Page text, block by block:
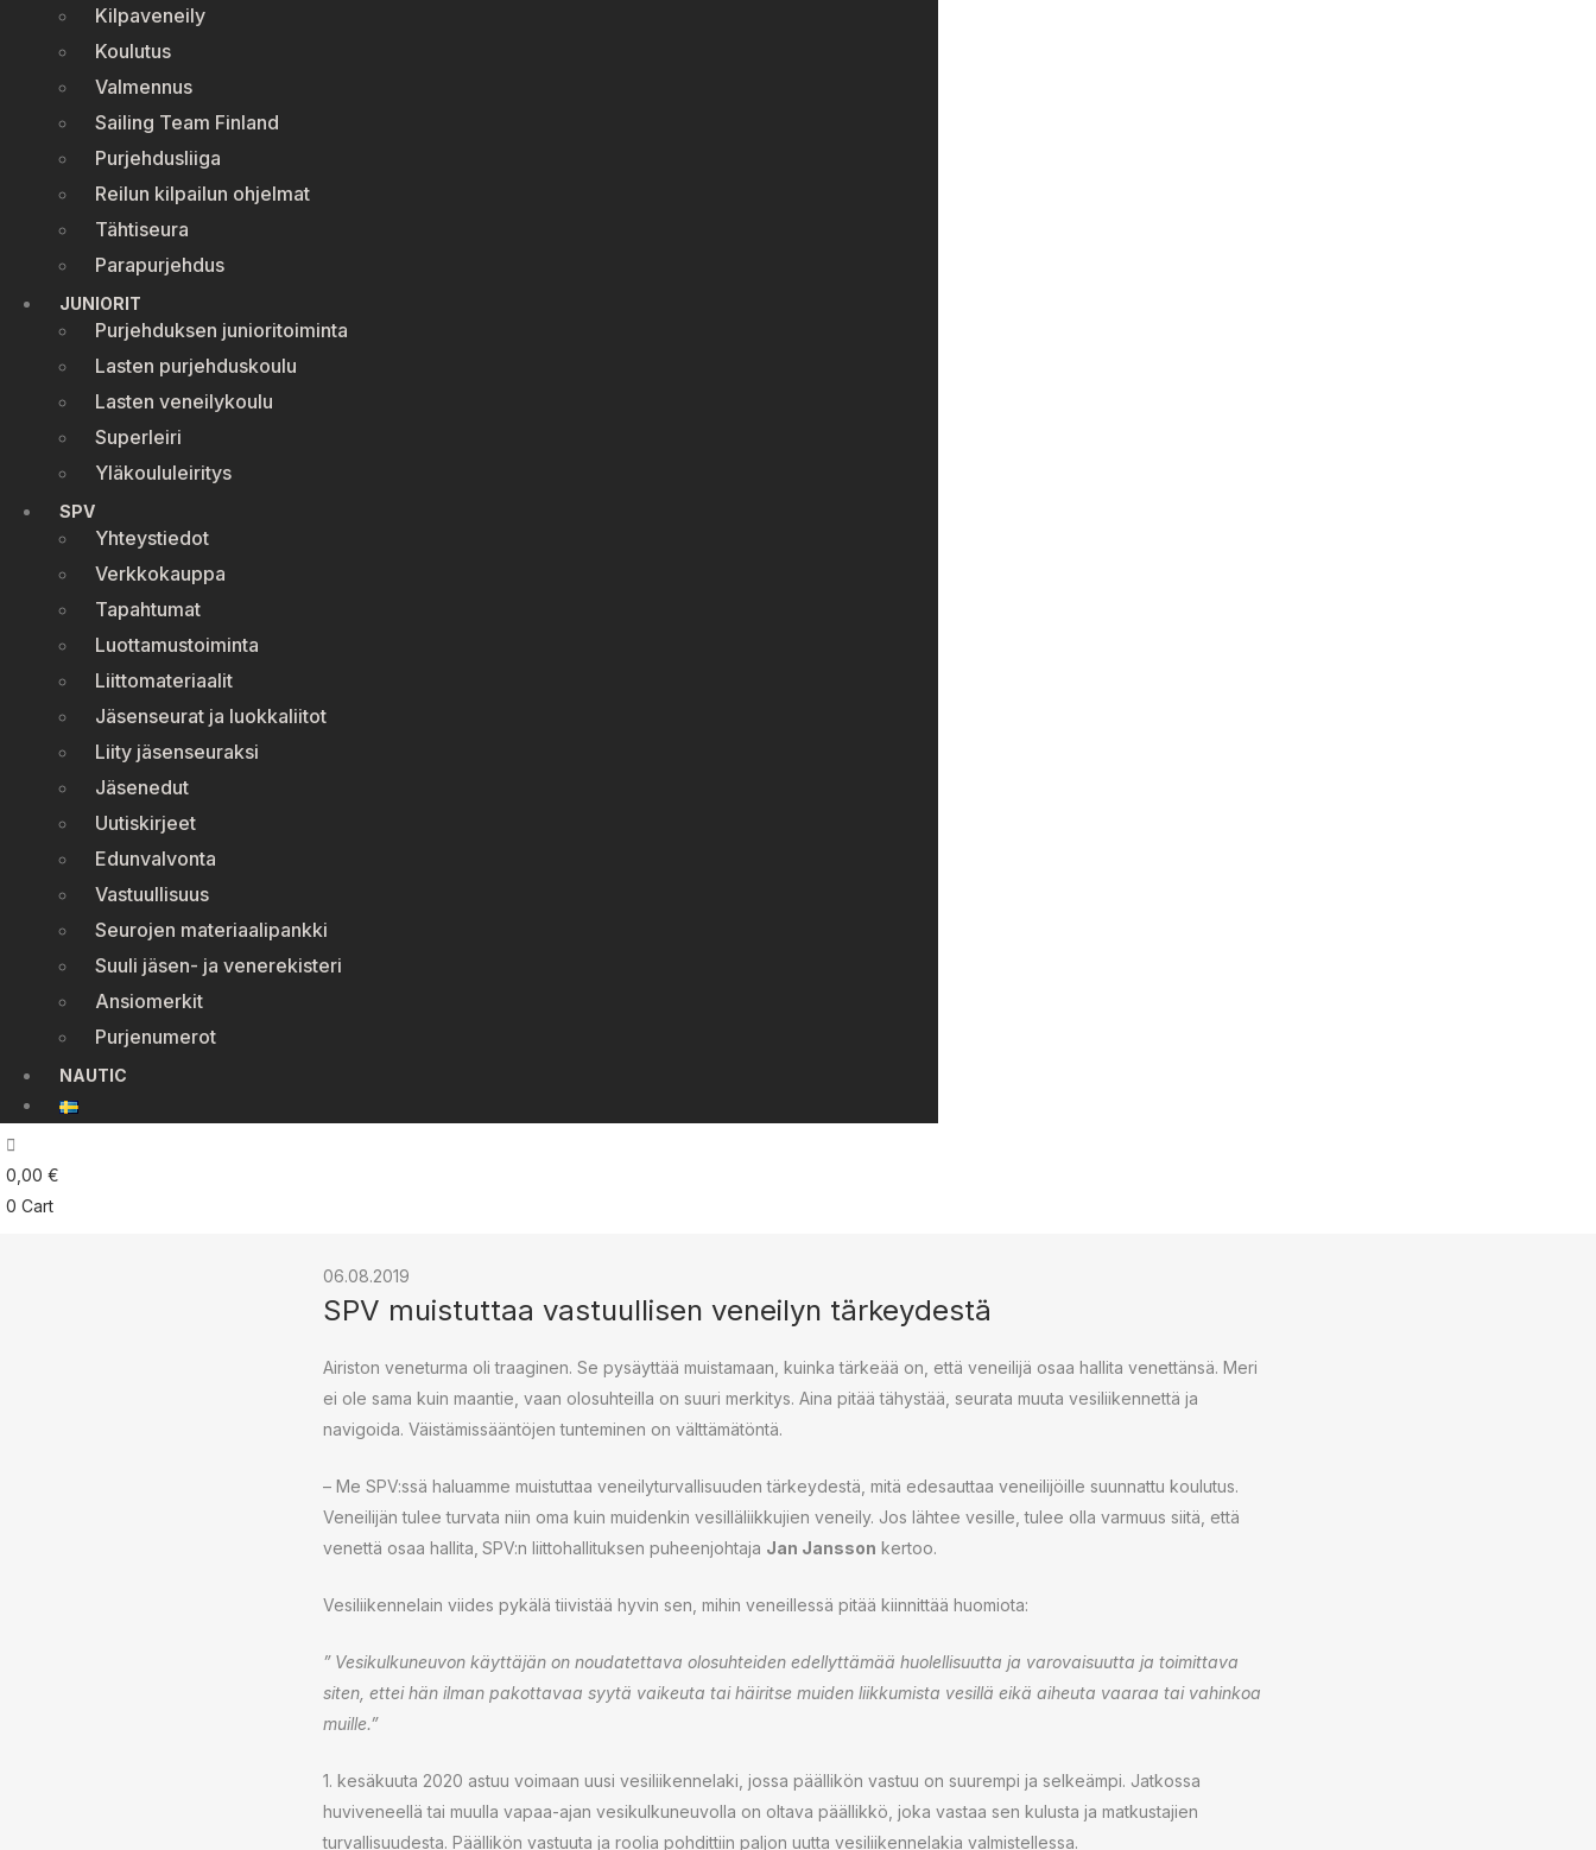
Kilpaveneily
Koulutus
Valmennus
Sailing Team Finland
Purjehdusliiga
Reilun kilpailun ohjelmat
Tähtiseura
Parapurjehdus
JUNIORIT
Purjehduksen junioritoiminta
Lasten purjehduskoulu
Lasten veneilykoulu
Superleiri
Yläkoululeiritys
SPV
Yhteystiedot
Verkkokauppa
Tapahtumat
Luottamustoiminta
Liittomateriaalit
Jäsenseurat ja luokkaliitot
Liity jäsenseuraksi
Jäsenedut
Uutiskirjeet
Edunvalvonta
Vastuullisuus
Seurojen materiaalipankki
Suuli jäsen- ja venerekisteri
Ansiomerkit
Purjenumerot
NAUTIC
0,00 €
0 Cart
06.08.2019
SPV muistuttaa vastuullisen veneilyn tärkeydestä
Airiston veneturma oli traaginen. Se pysäyttää muistamaan, kuinka tärkeää on, että veneilijä osaa hallita venettänsä. Meri
ei ole sama kuin maantie, vaan olosuhteilla on suuri merkitys. Aina pitää tähystää, seurata muuta vesiliikennettä ja
navigoida. Väistämissääntöjen tunteminen on välttämätöntä.
– Me SPV:ssä haluamme muistuttaa veneilyturvallisuuden tärkeydestä, mitä edesauttaa veneilijöille suunnattu koulutus.
Veneilijän tulee turvata niin oma kuin muidenkin vesilläliikkujien veneily. Jos lähtee vesille, tulee olla varmuus siitä, että
venettä osaa hallita, SPV:n liittohallituksen puheenjohtaja Jan Jansson kertoo.
Vesiliikennelain viides pykälä tiivistää hyvin sen, mihin veneillessä pitää kiinnittää huomiota:
” Vesikulkuneuvon käyttäjän on noudatettava olosuhteiden edellyttämää huolellisuutta ja varovaisuutta ja toimittava
siten, ettei hän ilman pakottavaa syytä vaikeuta tai häiritse muiden liikkumista vesillä eikä aiheuta vaaraa tai vahinkoa
muille.”
1. kesäkuuta 2020 astuu voimaan uusi vesiliikennelaki, jossa päällikön vastuu on suurempi ja selkeämpi. Jatkossa
huviveneellä tai muulla vapaa-ajan vesikulkuneuvolla on oltava päällikkö, joka vastaa sen kulusta ja matkustajien
turvallisuudesta. Päällikön vastuuta ja roolia pohdittiin paljon uutta vesiliikennelakia valmistellessa.